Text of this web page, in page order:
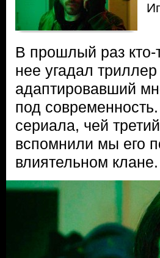
В прошлый раз кто-
нее угадал триллер
адаптировавший
под
сериала, чей
вспомнили мы его
влиятельном клане.